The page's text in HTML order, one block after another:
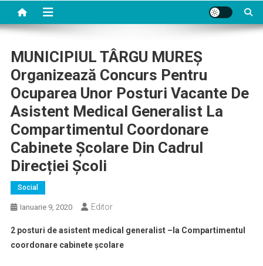
MUNICIPIUL TÂRGU MUREŞ
Organizează Concurs Pentru
Ocuparea Unor Posturi Vacante De
Asistent Medical Generalist La
Compartimentul Coordonare
Cabinete Școlare Din Cadrul
Direcției Școli
Social
Ianuarie 9, 2020 Editor
2 posturi de asistent medical generalist –la Compartimentul
coordonare cabinete școlare